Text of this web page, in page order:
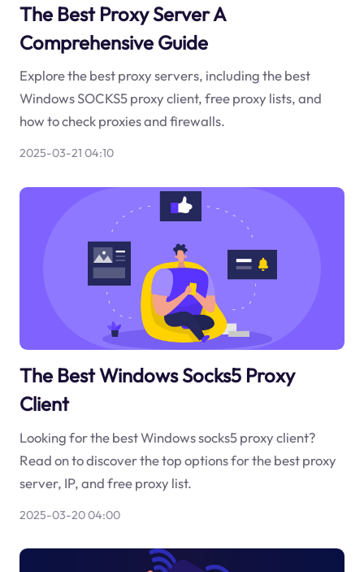
The Best Proxy Server A
Comprehensive Guide
Explore the best proxy servers, including the best
Windows SOCKS5 proxy client, free proxy lists, and
how to check proxies and firewalls.
2025-03-21 04:10
The Best Windows Socks5 Proxy
Client
Looking for the best Windows socks5 proxy client?
Read on to discover the top options for the best proxy
server, IP, and free proxy list.
2025-03-20 04:00